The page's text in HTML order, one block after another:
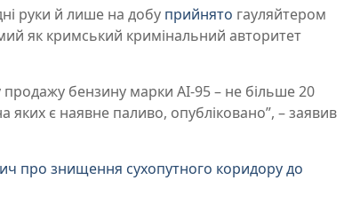
руки й лише на добу прийнято гауляйтером
як кримський кримінальний авторитет
бензину марки АІ-95 – не більше 20
яких є наявне паливо, опубліковано”, – заявив
про знищення сухопутного коридору до